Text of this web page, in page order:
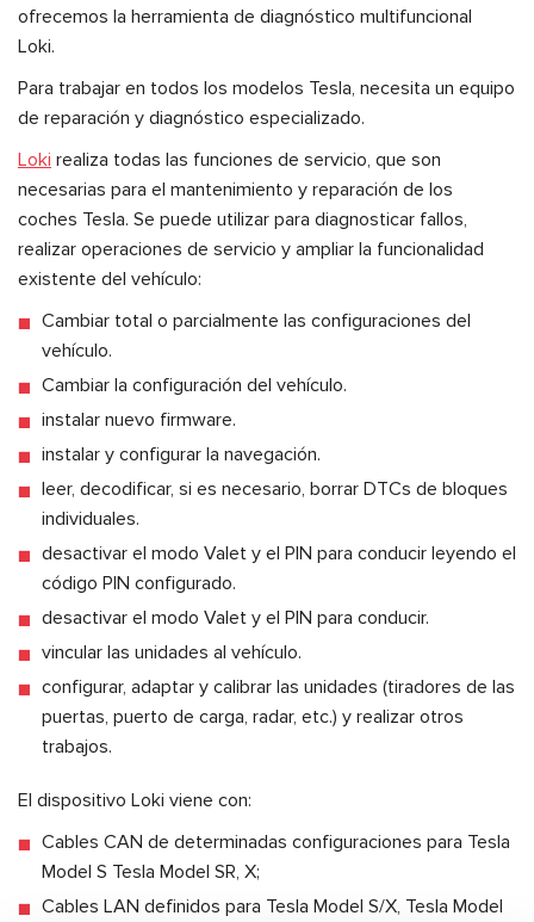
ofrecemos la herramienta de diagnóstico multifuncional
Loki.
Para trabajar en todos los modelos Tesla, necesita un equipo
de reparación y diagnóstico especializado.
Loki realiza todas las funciones de servicio, que son
necesarias para el mantenimiento y reparación de los
coches Tesla. Se puede utilizar para diagnosticar fallos,
realizar operaciones de servicio y ampliar la funcionalidad
existente del vehículo:
Cambiar total o parcialmente las configuraciones del
vehículo.
Cambiar la configuración del vehículo.
instalar nuevo firmware.
instalar y configurar la navegación.
leer, decodificar, si es necesario, borrar DTCs de bloques
individuales.
desactivar el modo Valet y el PIN para conducir leyendo el
código PIN configurado.
desactivar el modo Valet y el PIN para conducir.
vincular las unidades al vehículo.
configurar, adaptar y calibrar las unidades (tiradores de las
puertas, puerto de carga, radar, etc.) y realizar otros
trabajos.
El dispositivo Loki viene con:
Cables CAN de determinadas configuraciones para Tesla
Model S Tesla Model SR, X;
Cables LAN definidos para Tesla Model S/X, Tesla Model